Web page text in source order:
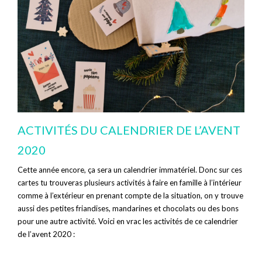
ACTIVITÉS DU CALENDRIER DE L’AVENT
2020
Cette année encore, ça sera un calendrier immatériel. Donc sur ces
cartes tu trouveras plusieurs activités à faire en famille à l’intérieur
comme à l’extérieur en prenant compte de la situation, on y trouve
aussi des petites friandises, mandarines et chocolats ou des bons
pour une autre activité. Voici en vrac les activités de ce calendrier
de l’avent 2020 :